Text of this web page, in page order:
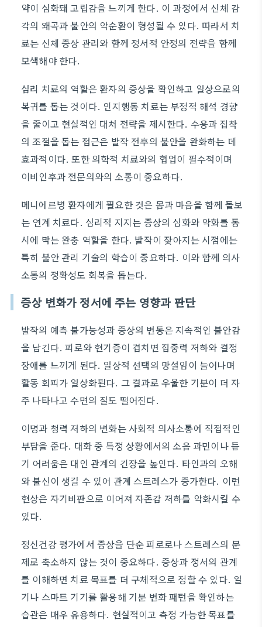
약이 심화돼 고립감을 느끼게 한다. 이 과정에서 신체 감
각의 왜곡과 불안의 악순환이 형성될 수 있다. 따라서 치
료는 신체 증상 관리와 함께 정서적 안정의 전략을 함께
모색해야 한다.
심리 치료의 역할은 환자의 증상을 확인하고 일상으로의
복귀를 돕는 것이다. 인지행동 치료는 부정적 해석 경향
을 줄이고 현실적인 대처 전략을 제시한다. 수용과 집착
의 조절을 돕는 접근은 발작 전후의 불안을 완화하는 데
효과적이다. 또한 의학적 치료와의 협업이 필수적이며
이비인후과 전문의와의 소통이 중요하다.
메니에르병 환자에게 필요한 것은 몸과 마음을 함께 돌보
는 연계 치료다. 심리적 지지는 증상의 심화와 악화를 동
시에 막는 완충 역할을 한다. 발작이 잦아지는 시점에는
특히 불안 관리 기술의 학습이 중요하다. 이와 함께 의사
소통의 정확성도 회복을 돕는다.
증상 변화가 정서에 주는 영향과 판단
발작의 예측 불가능성과 증상의 변동은 지속적인 불안감
을 남긴다. 피로와 현기증이 겹치면 집중력 저하와 결정
장애를 느끼게 된다. 일상적 선택의 망설임이 늘어나며
활동 회피가 일상화된다. 그 결과로 우울한 기분이 더 자
주 나타나고 수면의 질도 떨어진다.
이명과 청력 저하의 변화는 사회적 의사소통에 직접적인
부담을 준다. 대화 중 특정 상황에서의 소음 과민이나 듣
기 어려움은 대인 관계의 긴장을 높인다. 타인과의 오해
와 불신이 생길 수 있어 관계 스트레스가 증가한다. 이런
현상은 자기비판으로 이어져 자존감 저하를 악화시킬 수
있다.
정신건강 평가에서 증상을 단순 피로로나 스트레스의 문
제로 축소하지 않는 것이 중요하다. 증상과 정서의 관계
를 이해하면 치료 목표를 더 구체적으로 정할 수 있다. 일
기나 스마트 기기를 활용해 기분 변화 패턴을 확인하는
습관은 매우 유용하다. 현실적이고 측정 가능한 목표를